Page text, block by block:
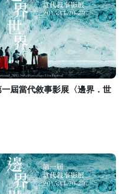
一屆當代敘事影展〈邊界．世